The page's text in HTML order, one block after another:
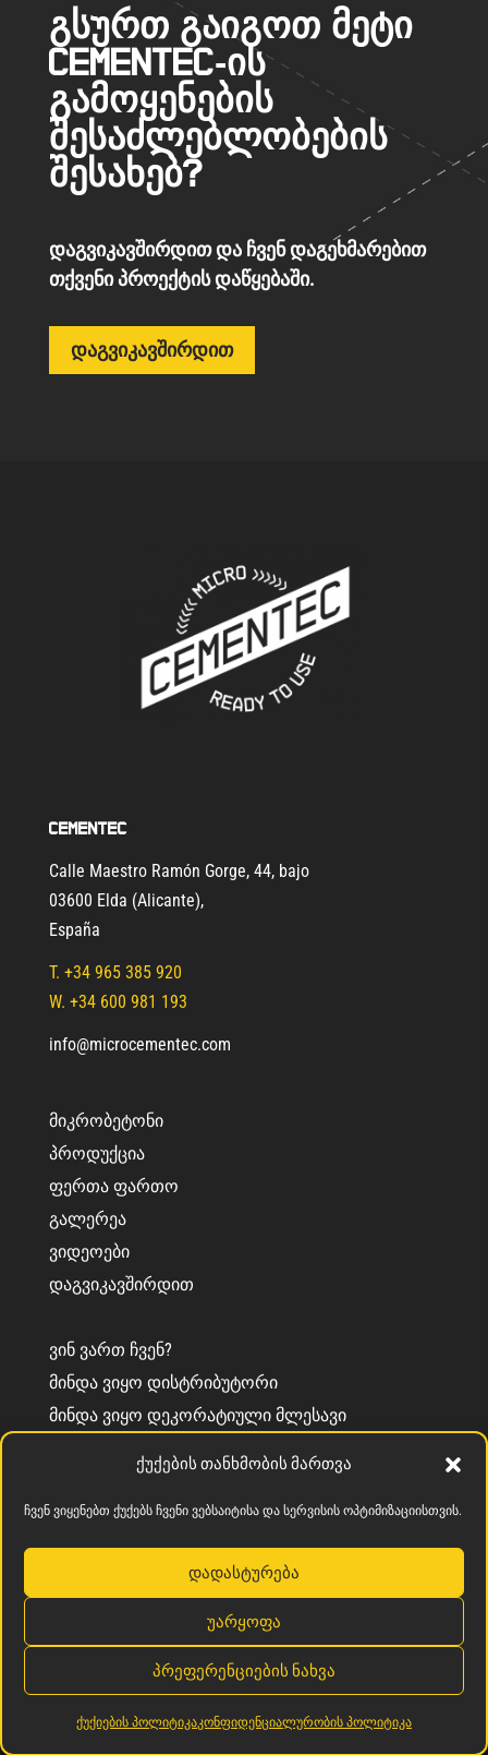
ქუქების თანხმობის მართვა
ჩვენ ვიყენებთ ქუქებს ჩვენი ვებსაიტისა და სერვისის ოპტიმიზაციისთვის.
დადასტურება
უარყოფა
პრეფერენციების ნახვა
ქუქიების პოლიტიკაკონფიდენციალურობის პოლიტიკა
გსურთ გაიგოთ მეტი
Cementec-ის
გამოყენების
შესაძლებლობების
შესახებ?
დაგვიკავშირდით და ჩვენ დაგეხმარებით
თქვენი პროექტის დაწყებაში.
ᲓᲐᲒᲕᲘᲙᲐᲕᲨᲘᲠᲓᲘᲗ
Cementec
Calle Maestro Ramón Gorge, 44, bajo
03600 Elda (Alicante),
España
T. +34 965 385 920
W. +34 600 981 193
info@microcementec.com
ᲛᲘᲙᲠᲝᲑᲔᲢᲝᲜᲘ
ᲞᲠᲝᲓᲣᲥᲪᲘᲐ
ᲤᲔᲠᲗᲐ ᲤᲐᲠᲗᲝ
ᲒᲐᲚᲔᲠᲔᲐ
ᲕᲘᲓᲔᲝᲔᲑᲘ
ᲓᲐᲒᲕᲘᲙᲐᲕᲨᲘᲠᲓᲘᲗ
ᲕᲘᲜ ᲕᲐᲠᲗ ᲩᲕᲔᲜ?
ᲛᲘᲜᲓᲐ ᲕᲘᲧᲝ ᲓᲘᲡᲢᲠᲘᲑᲣᲢᲝᲠᲘ
ᲛᲘᲜᲓᲐ ᲕᲘᲧᲝ ᲓᲔᲙᲝᲠᲐᲢᲘᲣᲚᲘ ᲛᲚᲔᲡᲐᲕᲘ
ᲡᲝᲚᲘᲓᲐᲠᲝᲑᲘᲡ ᲕᲐᲚᲓᲔᲑᲣᲚᲔᲑᲐ
კონფიდენციალურობის პოლიტიკა
ქუქიების პოლიტიკა